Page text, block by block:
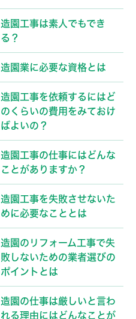
造園工事は素人でもでき
る？
造園業に必要な資格とは
造園工事を依頼するにはど
のくらいの費用をみておけ
ばよいの？
造園工事の仕事にはどんな
ことがありますか？
造園工事を失敗させないた
めに必要なこととは
造園のリフォーム工事で失
敗しないための業者選びの
ポイントとは
造園の仕事は厳しいと言わ
れる理由にはどんなことが